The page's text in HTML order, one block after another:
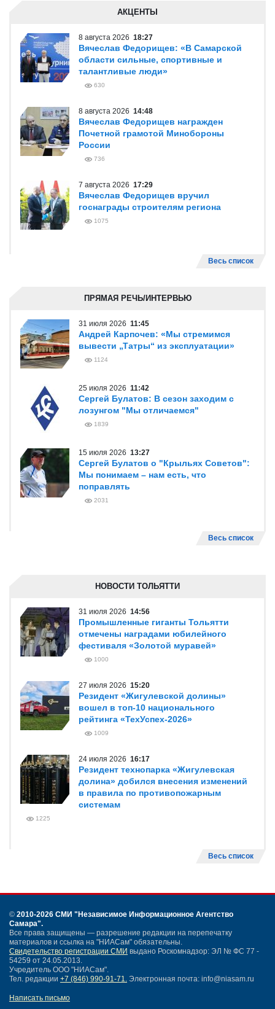
АКЦЕНТЫ
8 августа 2026 18:27
Вячеслав Федорищев: «В Самарской
области сильные, спортивные и
талантливые люди»
630
8 августа 2026 14:48
Вячеслав Федорищев награжден
Почетной грамотой Минобороны
России
736
7 августа 2026 17:29
Вячеслав Федорищев вручил
госнаграды строителям региона
1075
Весь список
ПРЯМАЯ РЕЧЬ/ИНТЕРВЬЮ
31 июля 2026 11:45
Андрей Карпочев: «Мы стремимся
вывести „Татры“ из эксплуатации»
1124
25 июля 2026 11:42
Сергей Булатов: В сезон заходим с
лозунгом "Мы отличаемся"
1839
15 июля 2026 13:27
Сергей Булатов о "Крыльях Советов":
Мы понимаем – нам есть, что
поправлять
2031
Весь список
НОВОСТИ ТОЛЬЯТТИ
31 июля 2026 14:56
Промышленные гиганты Тольятти
отмечены наградами юбилейного
фестиваля «Золотой муравей»
1000
27 июля 2026 15:20
Резидент «Жигулевской долины»
вошел в топ-10 национального
рейтинга «ТехУспех-2026»
1009
24 июля 2026 16:17
Резидент технопарка «Жигулевская
долина» добился внесения изменений
в правила по противопожарным
системам
1225
Весь список
© 2010-2026 СМИ "Независимое Информационное Агентство
Самара".
Все права защищены — разрешение редакции на перепечатку
материалов и ссылка на "НИАСам" обязательны.
Свидетельство регистрации СМИ выдано Роскомнадзор: ЭЛ № ФС 77 -
54259 от 24.05.2013.
Учредитель ООО "НИАСам".
Тел. редакции +7 (846) 990-91-71. Электронная почта: info@niasam.ru
Написать письмо